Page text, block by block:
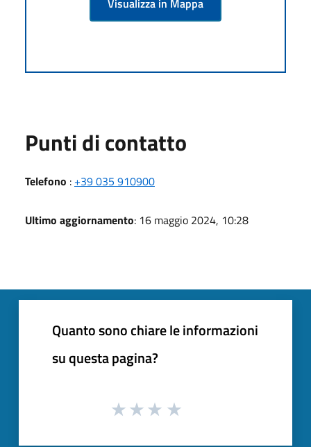
Punti di contatto
Telefono : +39 035 910900
Ultimo aggiornamento: 16 maggio 2024, 10:28
Quanto sono chiare le informazioni
su questa pagina?